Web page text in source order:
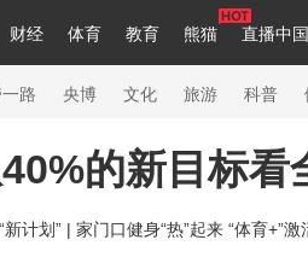
财经 体育 教育 熊猫 直播中国
导人 央视快评 习式妙语 热解读
听音 微视频 主持人 下载
Монгол
路 央博 文化 旅游 科普
录片网 国家大剧院 大型活动
的新目标
计划” | 家门口健身“热”起来 “体育+”